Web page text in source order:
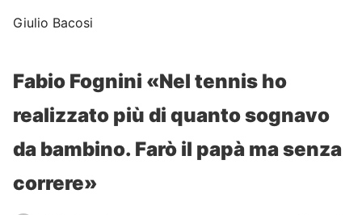
Giulio Bacosi
Fabio Fognini «Nel tennis ho
realizzato più di quanto sognavo
da bambino. Farò il papà ma senza
correre»